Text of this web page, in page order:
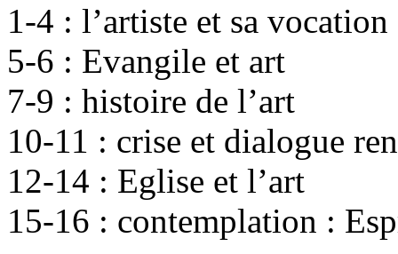
1-4 : l’artiste et sa vocation
5-6 : Evangile et art
7-9 : histoire de l’art
10-11 : crise et dialogue
12-14 : Eglise et l’art
15-16 : contemplation :